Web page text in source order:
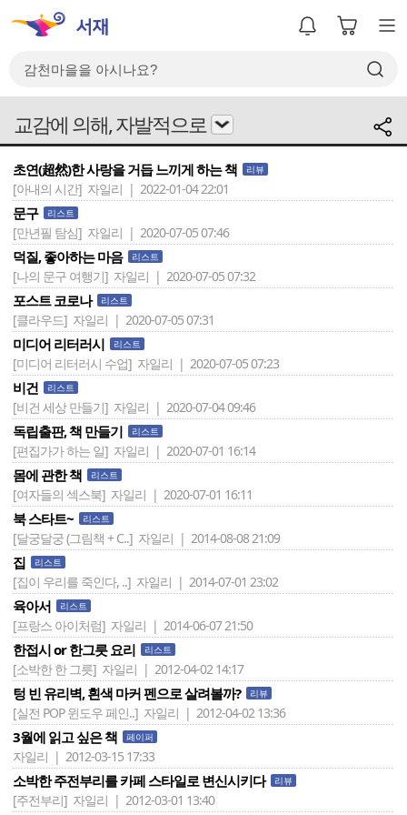
교감에 의해, 자발적으로
초연(超然)한 사랑을 거듭 느끼게 하는 책 리뷰
[아내의 시간] 자일리 | 2022-01-04 22:01
문구 리스트
[만년필 탐심] 자일리 | 2020-07-05 07:46
덕질, 좋아하는 마음 리스트
[나의 문구 여행기] 자일리 | 2020-07-05 07:32
포스트 코로나 리스트
[클라우드] 자일리 | 2020-07-05 07:31
미디어 리터러시 리스트
[미디어 리터러시 수업] 자일리 | 2020-07-05 07:23
비건 리스트
[비건 세상 만들기] 자일리 | 2020-07-04 09:46
독립출판, 책 만들기 리스트
[편집가가 하는 일] 자일리 | 2020-07-01 16:14
몸에 관한 책 리스트
[여자들의 섹스북] 자일리 | 2020-07-01 16:11
북 스타트~ 리스트
[달궁달궁 (그림책 + C..] 자일리 | 2014-08-08 21:09
집 리스트
[집이 우리를 죽인다, ..] 자일리 | 2014-07-01 23:02
육아서 리스트
[프랑스 아이처럼] 자일리 | 2014-06-07 21:50
한접시 or 한그릇 요리 리스트
[소박한 한 그릇] 자일리 | 2012-04-02 14:17
텅 빈 유리벽, 흰색 마커 펜으로 살려볼까? 리뷰
[실전 POP 윈도우 페인..] 자일리 | 2012-04-02 13:36
3월에 읽고 싶은 책 페이퍼
자일리 | 2012-03-15 17:33
소박한 주전부리를 카페 스타일로 변신시키다 리뷰
[주전부리] 자일리 | 2012-03-01 13:40